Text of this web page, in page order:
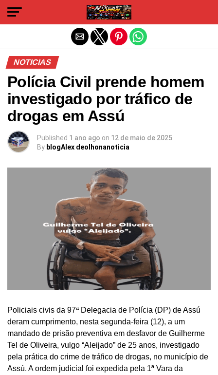
NOTICIAS
Polícia Civil prende homem
investigado por tráfico de
drogas em Assú
Published 1 ano ago on 12 de maio de 2025
By blogAlex deolhonanoticia
Policiais civis da 97ª Delegacia de Polícia (DP) de Assú
deram cumprimento, nesta segunda-feira (12), a um
mandado de prisão preventiva em desfavor de Guilherme
Tel de Oliveira, vulgo “Aleijado” de 25 anos, investigado
pela prática do crime de tráfico de drogas, no município de
Assú. A ordem judicial foi expedida pela 1ª Vara da
Sair da versão mobile